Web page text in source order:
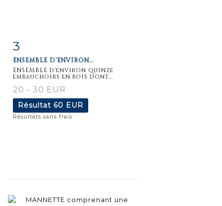
détaillée
3
ENSEMBLE D'ENVIRON...
ENSEMBLE d'environ quinze
embauchoirs en bois dont...
20 - 30 EUR
Résultat 60 EUR
Résultats sans frais